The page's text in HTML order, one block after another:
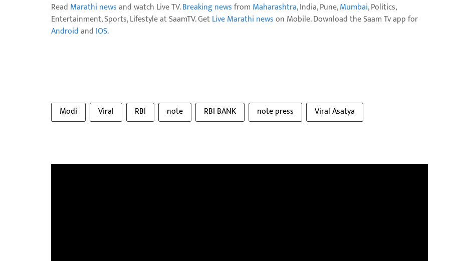
Read Marathi newsand watch Live TV.Breaking newsfrom Maharashtra, India, Pune,Mumbai, Politics,
Entertainment, Sports, Lifestyle at SaamTV. GetLive Marathi newson Mobile. Download the Saam Tv app for
Androidand IOS.
Modi Viral RBI note RBI BANK note press Viral Asatya